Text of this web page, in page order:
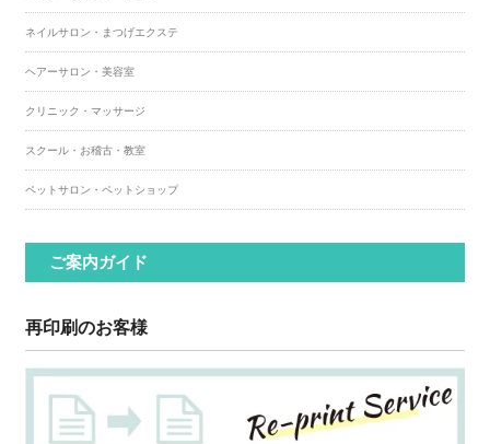
ネイルサロン・まつげエクステ
ヘアーサロン・美容室
クリニック・マッサージ
スクール・お稽古・教室
ペットサロン・ペットショップ
ご案内ガイド
再印刷のお客様